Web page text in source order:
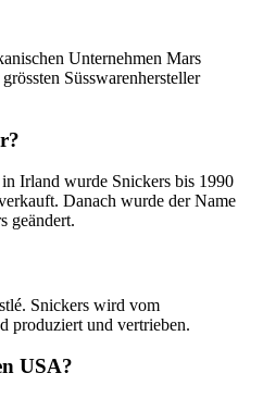
Zum Beispiel den
Geschmack kommt in
mit Sportverschluss daher, in der
zum Trinken» befindet. Der
den Durst auf einzigartige Art
ein Snack, der immer und überall
oder Zvieri nicht auf den
möchte, kann sich Snickers
Erdnussbutter enthält
Genuss für Gipfeli,
Brotschieben.
Unternehmen Mars
Süsswarenhersteller
Irland wurde Snickers bis 1990
Danach wurde der Name
geändert.
Snickers wird vom
produziert und vertrieben.
USA?